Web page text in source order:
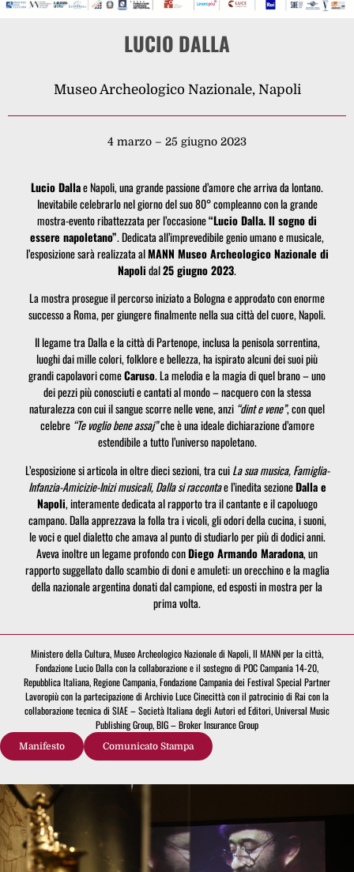
LUCIO DALLA
Museo Archeologico Nazionale, Napoli
4 marzo – 25 giugno 2023
Lucio Dallae Napoli, una grande passione d’amore che arriva da lontano.
Inevitabile celebrarlo nel giorno del suo 80° compleanno con la grande
mostra-evento ribattezzata per l’occasione“Lucio Dalla. Il sogno di
essere napoletano”. Dedicata all’imprevedibile genio umano e musicale,
l’esposizione sarà realizzata alMANN Museo Archeologico Nazionale di
Napolidal25 giugno 2023.
La mostra prosegue il percorso iniziato a Bologna e approdato con enorme
successo a Roma, per giungere finalmente nella sua città del cuore, Napoli.
Il legame tra Dalla e la città di Partenope, inclusa la penisola sorrentina,
luoghi dai mille colori, folklore e bellezza, ha ispirato alcuni dei suoi più
grandi capolavori comeCaruso. La melodia e la magia di quel brano – uno
dei pezzi più conosciuti e cantati al mondo – nacquero con la stessa
naturalezza con cui il sangue scorre nelle vene, anzi “dint e vene”, con quel
celebre “Te voglio bene assaj”che è una ideale dichiarazione d’amore
estendibile a tutto l’universo napoletano.
L’esposizione si articola in oltre dieci sezioni, tra cuiLa sua musica, Famiglia-
Infanzia-Amicizie-Inizi musicali, Dalla si raccontae l’inedita sezioneDalla e
Napoli, interamente dedicata al rapporto tra il cantante e il capoluogo
campano. Dalla apprezzava la folla tra i vicoli, gli odori della cucina, i suoni,
le voci e quel dialetto che amava al punto di studiarlo per più di dodici anni.
Aveva inoltre un legame profondo conDiego Armando Maradona, un
rapporto suggellato dallo scambio di doni e amuleti: un orecchino e la maglia
della nazionale argentina donati dal campione, ed esposti in mostra per la
prima volta.
Ministero della Cultura, Museo Archeologico Nazionale di Napoli, Il MANN per la città,
Fondazione Lucio Dalla con la collaborazione e il sostegno di POC Campania 14-20,
Repubblica Italiana, Regione Campania, Fondazione Campania dei Festival Special Partner
Lavoropiù con la partecipazione di Archivio Luce Cinecittà con il patrocinio di Rai con la
collaborazione tecnica di SIAE – Società Italiana degli Autori ed Editori, Universal Music
Publishing Group, BIG – Broker Insurance Group
Manifesto Comunicato Stampa